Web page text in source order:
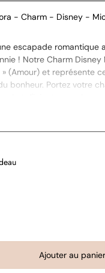
- Charm - Disney -
escapade romantique
! Notre Charm
» (Amour) et représente
bonheur. Portez votre
Ajouter au panier